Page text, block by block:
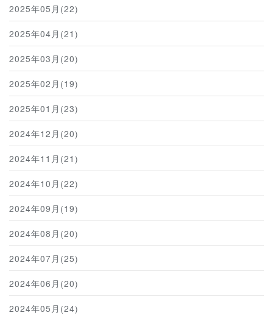
2025年05月(22)
2025年04月(21)
2025年03月(20)
2025年02月(19)
2025年01月(23)
2024年12月(20)
2024年11月(21)
2024年10月(22)
2024年09月(19)
2024年08月(20)
2024年07月(25)
2024年06月(20)
2024年05月(24)